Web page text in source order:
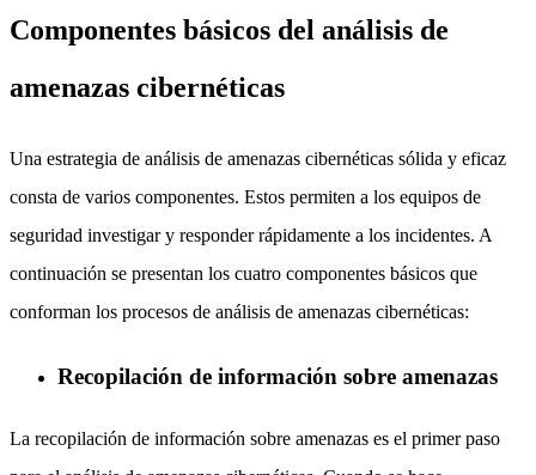
Componentes básicos del análisis de
amenazas cibernéticas
Una estrategia de análisis de amenazas cibernéticas sólida y eficaz
consta de varios componentes. Estos permiten a los equipos de
seguridad investigar y responder rápidamente a los incidentes. A
continuación se presentan los cuatro componentes básicos que
conforman los procesos de análisis de amenazas cibernéticas:
Recopilación de información sobre amenazas
La recopilación de información sobre amenazas es el primer paso